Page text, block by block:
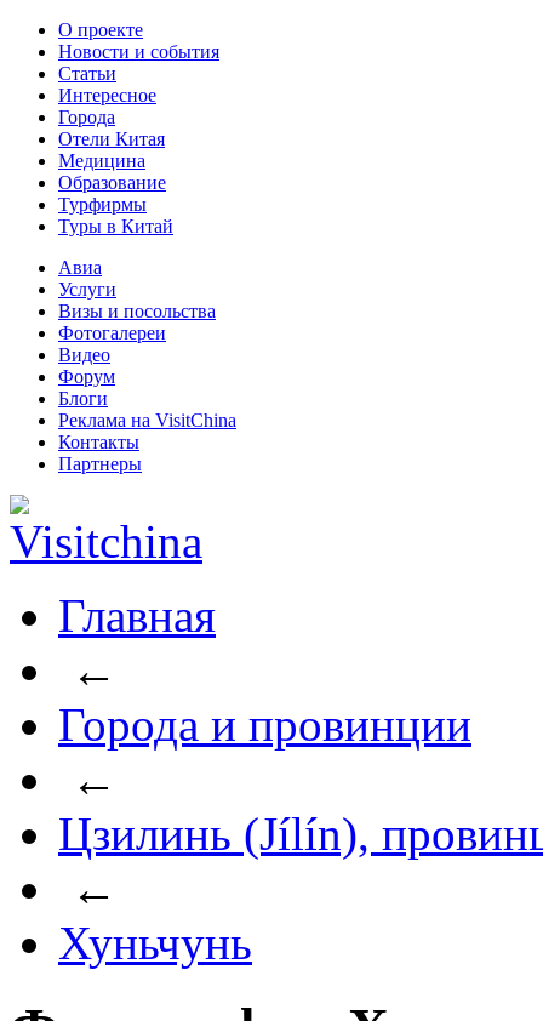
О проекте
Новости и события
Статьи
Интересное
Города
Отели Китая
Медицина
Образование
Турфирмы
Туры в Китай
Авиа
Услуги
Визы и посольства
Фотогалереи
Видео
Форум
Блоги
Реклама на VisitChina
Контакты
Партнеры
Главная
←
Города и провинции
←
Цзилинь (Jílín),
←
Хуньчунь